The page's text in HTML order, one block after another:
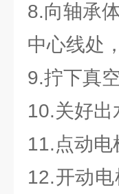
8.向轴承
中心线处
9.拧下真
10.关好
11.点动电
12.开动